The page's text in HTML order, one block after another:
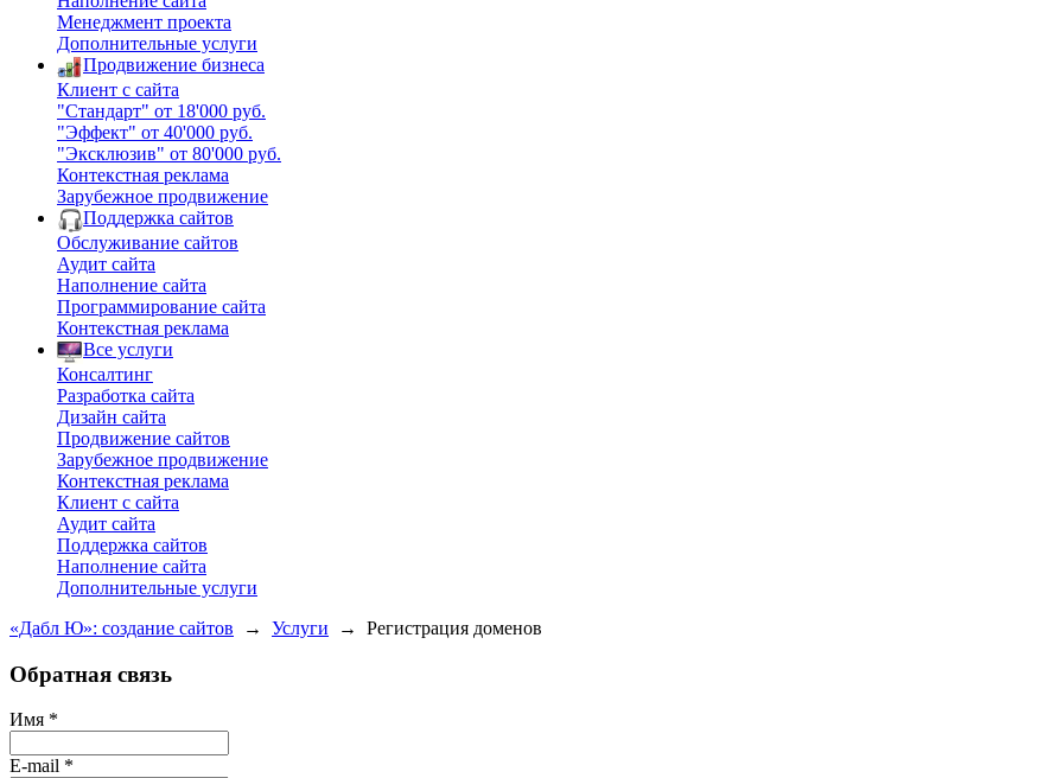
Менеджмент проекта
Дополнительные услуги
Продвижение бизнеса
Клиент с сайта
"Стандарт" от 18'000 руб.
"Эффект" от 40'000 руб.
"Эксклюзив" от 80'000 руб.
Контекстная реклама
Зарубежное продвижение
Поддержка сайтов
Обслуживание сайтов
Аудит сайта
Наполнение сайта
Программирование сайта
Контекстная реклама
Все услуги
Консалтинг
Разработка сайта
Дизайн сайта
Продвижение сайтов
Зарубежное продвижение
Контекстная реклама
Клиент с сайта
Аудит сайта
Поддержка сайтов
Наполнение сайта
Дополнительные услуги
«Дабл Ю»: создание сайтов
→ Услуги → Регистрация доменов
Обратная связь
Имя *
E-mail *